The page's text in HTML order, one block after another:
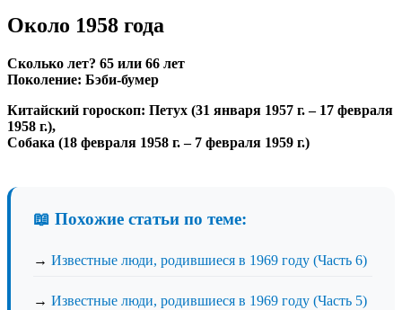
Около 1958 года
Сколько лет? 65 или 66 лет
Поколение: Бэби-бумер
Китайский гороскоп: Петух (31 января 1957 г. – 17 февраля
1958 г.),
Собака (18 февраля 1958 г. – 7 февраля 1959 г.)
📖 Похожие статьи по теме:
→ Известные люди, родившиеся в 1969 году (Часть 6)
→ Известные люди, родившиеся в 1969 году (Часть 5)